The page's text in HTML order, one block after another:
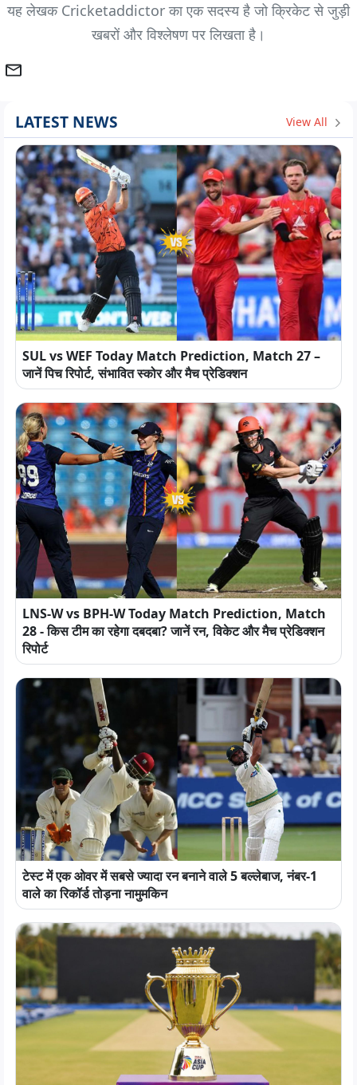
यह लेखक Cricketaddictor का एक सदस्य है जो क्रिकेट से जुड़ी
खबरों और विश्लेषण पर लिखता है।
LATEST NEWS View All
SUL vs WEF Today Match Prediction, Match 27 –
जानें पिच रिपोर्ट, संभावित स्कोर और मैच प्रेडिक्शन
LNS-W vs BPH-W Today Match Prediction, Match
28 - किस टीम का रहेगा दबदबा? जानें रन, विकेट और मैच प्रेडिक्शन
रिपोर्ट
टेस्ट में एक ओवर में सबसे ज्यादा रन बनाने वाले 5 बल्लेबाज, नंबर-1
वाले का रिकॉर्ड तोड़ना नामुमकिन